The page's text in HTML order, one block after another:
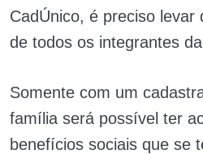
CadÚnico, é preciso levar
de todos os integrantes
Somente com um
família será possível ter
benefícios sociais que se